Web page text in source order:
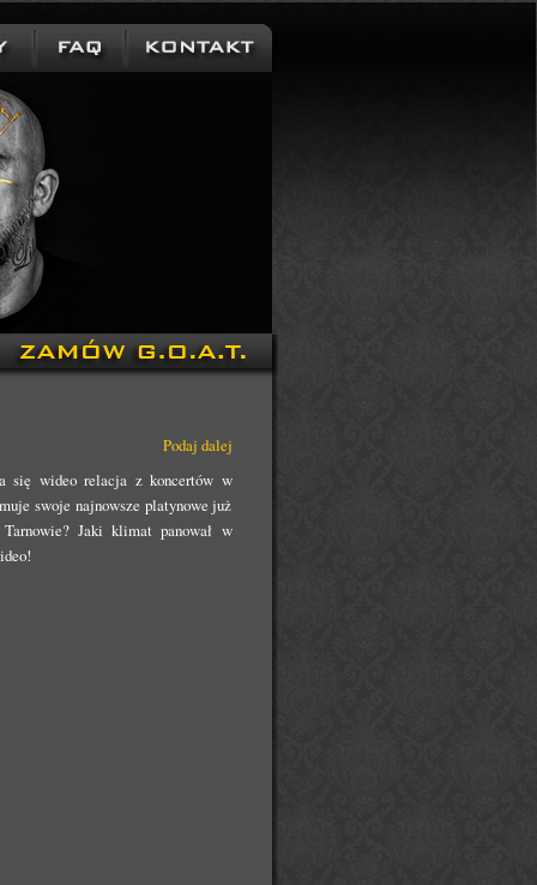
Podaj dalej
się wideo relacja z koncertów w
swoje najnowsze platynowe już
Jaki klimat panował w